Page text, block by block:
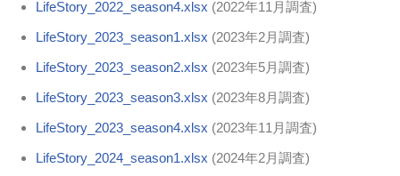
LifeStory_2022_season4.xlsx (2022年11月調査)
LifeStory_2023_season1.xlsx (2023年2月調査)
LifeStory_2023_season2.xlsx (2023年5月調査)
LifeStory_2023_season3.xlsx (2023年8月調査)
LifeStory_2023_season4.xlsx (2023年11月調査)
LifeStory_2024_season1.xlsx (2024年2月調査)